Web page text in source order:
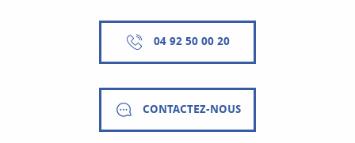
04 92 50 00 20
CONTACTEZ-NOUS